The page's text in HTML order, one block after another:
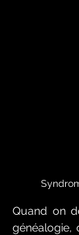
Quand on
généalogie,